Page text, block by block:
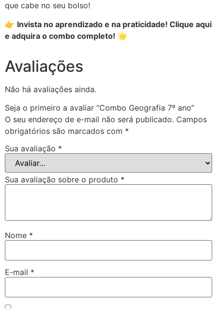
que cabe no seu bolso!
👉 Invista no aprendizado e na praticidade! Clique aqui
e adquira o combo completo! 🌟
Avaliações
Não há avaliações ainda.
Seja o primeiro a avaliar “Combo Geografia 7º ano”
O seu endereço de e-mail não será publicado. Campos
obrigatórios são marcados com *
Sua avaliação *
Sua avaliação sobre o produto *
Nome *
E-mail *